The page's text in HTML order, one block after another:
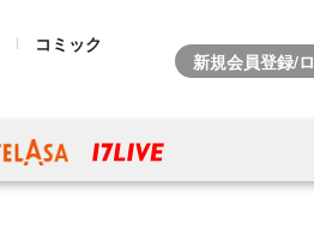
コミック